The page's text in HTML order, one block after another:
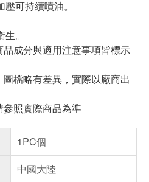
壓可持續噴油。
。
成分與適用注意事項皆標示
檔略有差異，實際以廠商出
照實際商品為準
1PC個
中國大陸